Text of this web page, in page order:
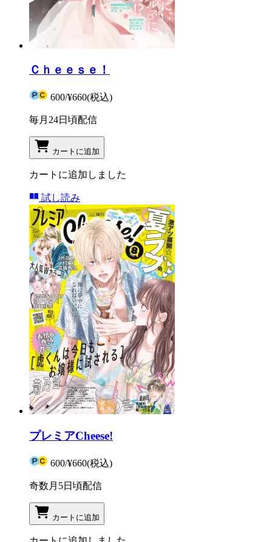
Ｃｈｅｅｓｅ！
600/¥660(税込)
毎月24日頃配信
カートに追加
カートに追加しました
試し読み
プレミアCheese!
600/¥660(税込)
奇数月5日頃配信
カートに追加